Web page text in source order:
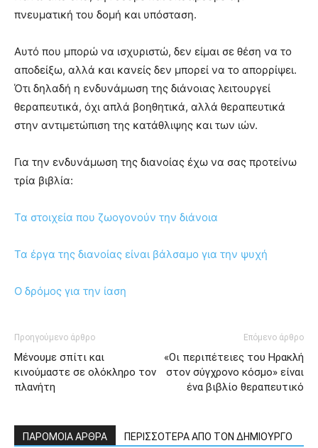
πνευματική του δομή και υπόσταση.
Αυτό που μπορώ να ισχυριστώ, δεν είμαι σε θέση να το
αποδείξω, αλλά και κανείς δεν μπορεί να το απορρίψει.
Ότι δηλαδή η ενδυνάμωση της διάνοιας λειτουργεί
θεραπευτικά, όχι απλά βοηθητικά, αλλά θεραπευτικά
στην αντιμετώπιση της κατάθλιψης και των ιών.
Για την ενδυνάμωση της διανοίας έχω να σας προτείνω
τρία βιβλία:
Τα στοιχεία που ζωογονούν την διάνοια
Τα έργα της διανοίας είναι βάλσαμο για την ψυχή
Ο δρόμος για την ίαση
Προηγούμενο άρθρο
Μένουμε σπίτι και
κινούμαστε σε ολόκληρο τον
πλανήτη
Επόμενο άρθρο
«Οι περιπέτειες του Ηρακλή
στον σύγχρονο κόσμο» είναι
ένα βιβλίο θεραπευτικό
ΠΑΡΟΜΟΙΑ ΑΡΘΡΑ ΠΕΡΙΣΣΟΤΕΡΑ ΑΠΟ ΤΟΝ ΔΗΜΙΟΥΡΓΟ